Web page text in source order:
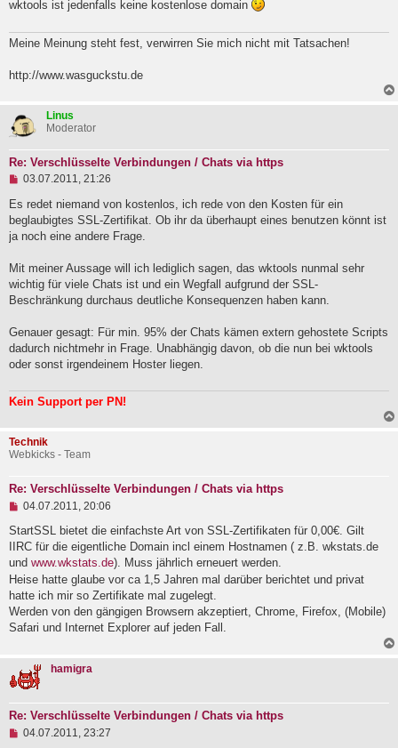
r
e
i
r
a
wktools ist jedenfalls keine kostenlose domain
Meine Meinung steht fest, verwirren Sie mich nicht mit Tatsachen!
http://www.wasguckstu.de
Linus
Moderator
Re: Verschlüsselte Verbindungen / Chats via https
U
g
e
l
e
e
e
r
e
i
t
r
g
03.07.2011, 21:26
Es redet niemand von kostenlos, ich rede von den Kosten für ein
beglaubigtes SSL-Zertifikat. Ob ihr da überhaupt eines benutzen könnt ist
ja noch eine andere Frage.
Mit meiner Aussage will ich lediglich sagen, das wktools nunmal sehr
wichtig für viele Chats ist und ein Wegfall aufgrund der SSL-
Beschränkung durchaus deutliche Konsequenzen haben kann.
Genauer gesagt: Für min. 95% der Chats kämen extern gehostete Scripts
dadurch nichtmehr in Frage. Unabhängig davon, ob die nun bei wktools
oder sonst irgendeinem Hoster liegen.
Kein Support per PN!
Technik
Webkicks - Team
Re: Verschlüsselte Verbindungen / Chats via https
U
g
e
e
s
e
n
e
r
t
r
a
g
04.07.2011, 20:06
StartSSL bietet die einfachste Art von SSL-Zertifikaten für 0,00€. Gilt
IIRC für die eigentliche Domain incl einem Hostnamen ( z.B. wkstats.de
und www.wkstats.de). Muss jährlich erneuert werden.
Heise hatte glaube vor ca 1,5 Jahren mal darüber berichtet und privat
hatte ich mir so Zertifikate mal zugelegt.
Werden von den gängigen Browsern akzeptiert, Chrome, Firefox, (Mobile)
Safari und Internet Explorer auf jeden Fall.
hamigra
Re: Verschlüsselte Verbindungen / Chats via https
U
04.07.2011, 23:27